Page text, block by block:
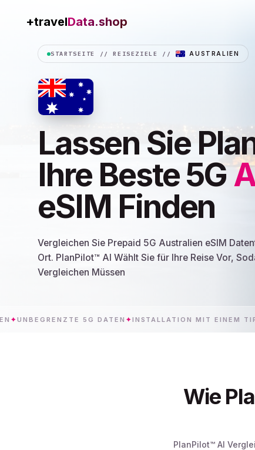
+travelConnection
STARTSEITE //REISEZIELE // AUSTRALIEN
Lassen Sie
Ihre Beste 5G
eSIM Finden
Vergleichen Sie Prepaid 5G Australien eSIM
Ort. PlanPilot™ AI Wählt Sie für Ihre Reise Vor,
Vergleichen Müssen
5G DATEN ✦ INSTALLATION MIT EINEM TIPPEN✦
Wie
PlanPilot™ AI